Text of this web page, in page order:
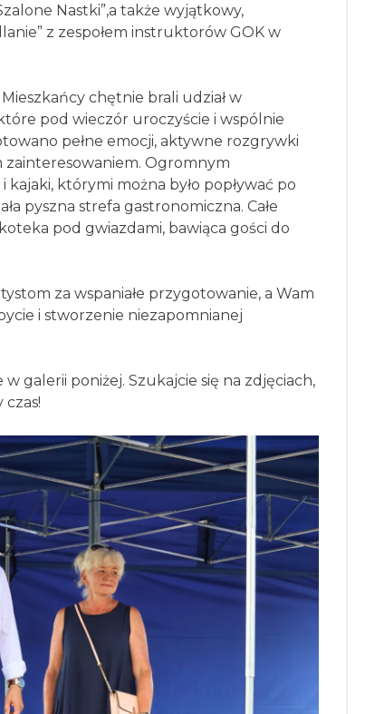
Nastki”,a także wyjątkowy,
z zespołem instruktorów GOK w
chętnie brali udział w
pod wieczór uroczyście i wspólnie
pełne emocji, aktywne rozgrywki
zainteresowaniem. Ogromnym
którymi można było popływać po
pyszna strefa gastronomiczna. Całe
pod gwiazdami, bawiąca gości do
za wspaniałe przygotowanie, a Wam
i stworzenie niezapomnianej
galerii poniżej. Szukajcie się na zdjęciach,